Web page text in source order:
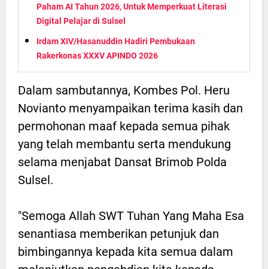
Paham AI Tahun 2026, Untuk Memperkuat Literasi
Digital Pelajar di Sulsel
Irdam XIV/Hasanuddin Hadiri Pembukaan
Rakerkonas XXXV APINDO 2026
Dalam sambutannya, Kombes Pol. Heru
Novianto menyampaikan terima kasih dan
permohonan maaf kepada semua pihak
yang telah membantu serta mendukung
selama menjabat Dansat Brimob Polda
Sulsel.
"Semoga Allah SWT Tuhan Yang Maha Esa
senantiasa memberikan petunjuk dan
bimbingannya kepada kita semua dalam